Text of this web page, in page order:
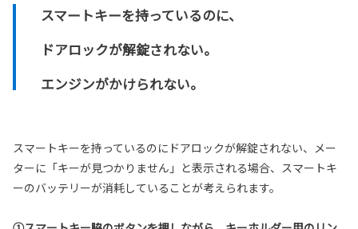
スマートキーを持っているのに、
ドアロックが解錠されない。
エンジンがかけられない。
スマートキーを持っているのにドアロックが解錠されない、メー
ターに「キーが見つかりません」と表示される場合、スマートキ
ーのバッテリーが消耗していることが考えられます。